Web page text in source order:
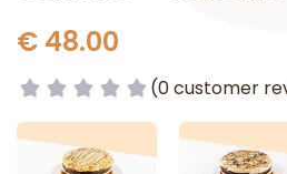
€ 48.00
(0 customer